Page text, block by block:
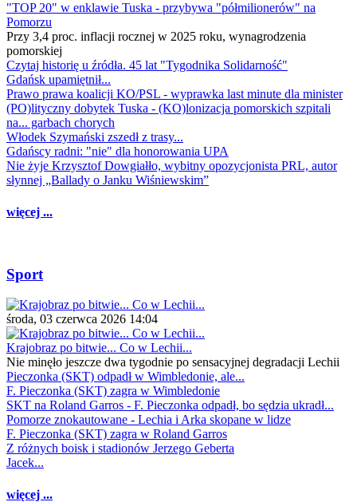
"TOP 20" w enklawie Tuska - przybywa "półmilionerów" na
Pomorzu
Przy 3,4 proc. inflacji rocznej w 2025 roku, wynagrodzenia
pomorskiej
Czytaj historię u źródła. 45 lat "Tygodnika Solidarność"
Gdańsk upamiętnił...
Prawo prawa koalicji KO/PSL - wyprawka last minute dla minister
(PO)lityczny dobytek Tuska - (KO)lonizacja pomorskich szpitali
na... garbach chorych
Włodek Szymański zszedł z trasy...
Gdańscy radni: "nie" dla honorowania UPA
Nie żyje Krzysztof Dowgiałło, wybitny opozycjonista PRL, autor
słynnej „Ballady o Janku Wiśniewskim”
więcej ...
Sport
środa, 03 czerwca 2026 14:04
Krajobraz po bitwie... Co w Lechii...
Nie minęło jeszcze dwa tygodnie po sensacyjnej degradacji Lechii
Pieczonka (SKT) odpadł w Wimbledonie, ale...
F. Pieczonka (SKT) zagra w Wimbledonie
SKT na Roland Garros - F. Pieczonka odpadł, bo sędzia ukradł...
Pomorze znokautowane - Lechia i Arka skopane w lidze
F. Pieczonka (SKT) zagra w Roland Garros
Z różnych boisk i stadionów Jerzego Geberta
Jacek...
więcej ...